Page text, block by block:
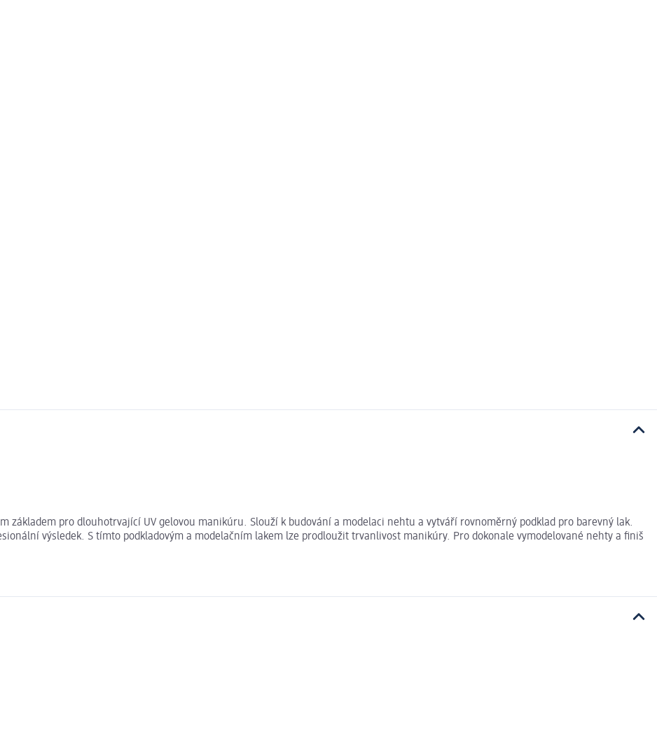
základem pro dlouhotrvající UV gelovou manikúru. Slouží k budování a modelaci nehtu a vytváří rovnoměrný podklad pro barevný lak.
výsledek. S tímto podkladovým a modelačním lakem lze prodloužit trvanlivost manikúry. Pro dokonale vymodelované nehty a finiš